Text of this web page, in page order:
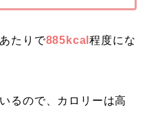
たりで885kcal程度にな
るので、カロリーは高